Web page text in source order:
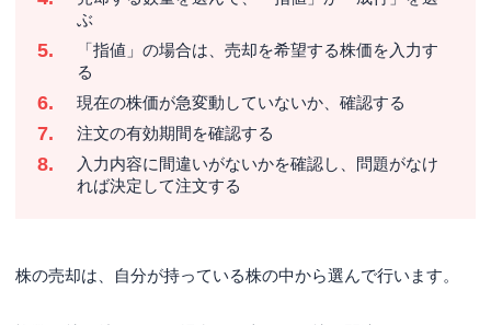
ぶ
「指値」の場合は、売却を希望する株価を入力す
る
現在の株価が急変動していないか、確認する
注文の有効期間を確認する
入力内容に間違いがないかを確認し、問題がなけ
れば決定して注文する
株の売却は、自分が持っている株の中から選んで行います。